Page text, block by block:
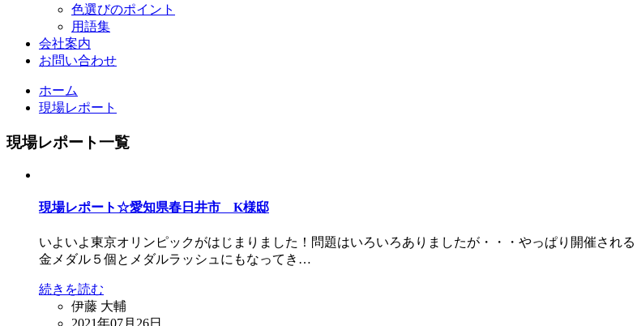
色選びのポイント
用語集
会社案内
お問い合わせ
ホーム
現場レポート
現場レポート一覧
現場レポート☆愛知県春日井市 K様邸
いよいよ東京オリンピックがはじまりました！問題はいろいろありましたが・・・やっぱり開催され
金メダル５個とメダルラッシュにもなってき…
続きを読む
伊藤 大輔
2021年07月26日